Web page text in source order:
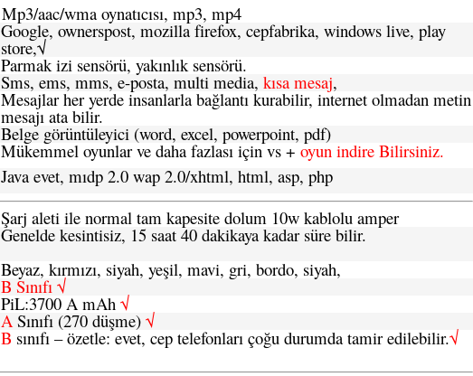
Mp3/aac/wma oynatıcısı, mp3, mp4
Google, ownerspost, mozilla firefox, cepfabrika, windows live, play
store,√
Parmak izi sensörü, yakınlık sensörü.
Sms, ems, mms, e-posta, multi media, kısa mesaj,
Mesajlar her yerde insanlarla bağlantı kurabilir, internet olmadan metin
mesajı ata bilir.
Belge görüntüleyici (word, excel, powerpoint, pdf)
Mükemmel oyunlar ve daha fazlası için vs +oyun indire Bilirsiniz.
Java evet, mıdp 2.0 wap 2.0/xhtml, html, asp, php
Şarj aleti ile normal tam kapesite dolum 10w kablolu amper
Genelde kesintisiz, 15 saat 40 dakikaya kadar süre bilir.
Beyaz, kırmızı, siyah, yeşil, mavi, gri, bordo, siyah,
B Sınıfı √
PiL:3700 A mAh √
ASınıfı (270 düşme) √
B sınıfı – özetle: evet, cep telefonları çoğu durumda tamir edilebilir.√